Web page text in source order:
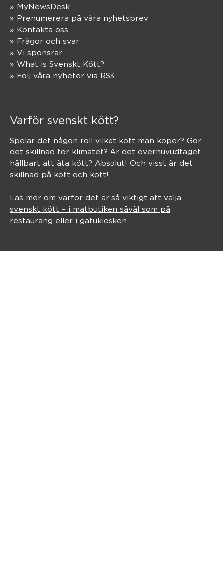
» MyNewsDesk
» Prenumerera på våra nyhetsbrev
» Kontakta oss
» Frågor och svar
» Vi sponsrar
» What is Svenskt Kött?
» Följ våra nyheter via RSS
Varför svenskt kött?
Spelar det någon roll vilket kött man köper? Gör
det skillnad för klimatet? Är det överhuvudtaget
hållbart att äta kött? Absolut! Och visst är det
skillnad på kött och kött!
Läs mer om varför det är så viktigt att välja
svenskt kött – i matbutiken såväl som på
restaurang eller i gatukiosken.